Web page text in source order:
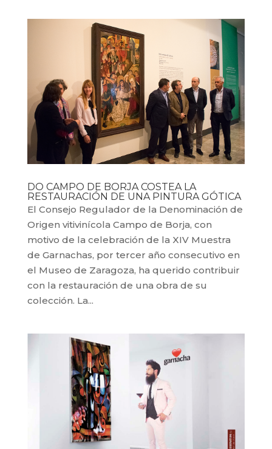
DO CAMPO DE BORJA COSTEA LA
RESTAURACIÓN DE UNA PINTURA GÓTICA
El Consejo Regulador de la Denominación de
Origen vitivinícola Campo de Borja, con
motivo de la celebración de la XIV Muestra
de Garnachas, por tercer año consecutivo en
el Museo de Zaragoza, ha querido contribuir
con la restauración de una obra de su
colección. La...